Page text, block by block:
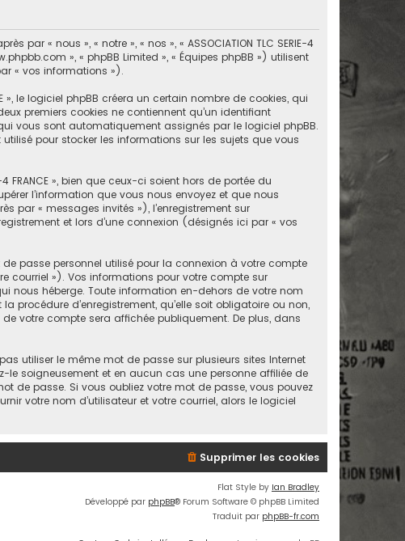
par « nous », « notre », « nos », « ASSOCIATION TLC SERIE-4
», « phpBB Limited », « Équipes phpBB ») utilisent
« vos informations »).
», le logiciel phpBB créera un certain nombre de cookies, qui
premiers cookies ne contiennent qu’un identifiant
vous sont automatiquement assignés par le logiciel phpBB.
utilisé pour stocker les informations sur les sujets que vous
FRANCE », bien que ceux-ci soient hors de portée du
l’information que vous nous envoyez et que nous
par « messages invités »), l’enregistrement sur
et lors d’une connexion (désignés ici par « vos
passe personnel utilisé pour la connexion à votre compte
courriel »). Vos informations pour votre compte sur
nous héberge. Toute information en-dehors de votre nom
la procédure d’enregistrement, qu’elle soit obligatoire ou non,
de votre compte sera affichée publiquement. De plus, dans
utiliser le même mot de passe sur plusieurs sites Internet
le soigneusement et en aucun cas une personne affiliée de
de passe. Si vous oubliez votre mot de passe, vous pouvez
votre nom d’utilisateur et votre courriel, alors le logiciel
Supprimer les cookies
Flat Style by Ian Bradley
Développé par phpBB® Forum Software © phpBB Limited
Traduit par phpBB-fr.com